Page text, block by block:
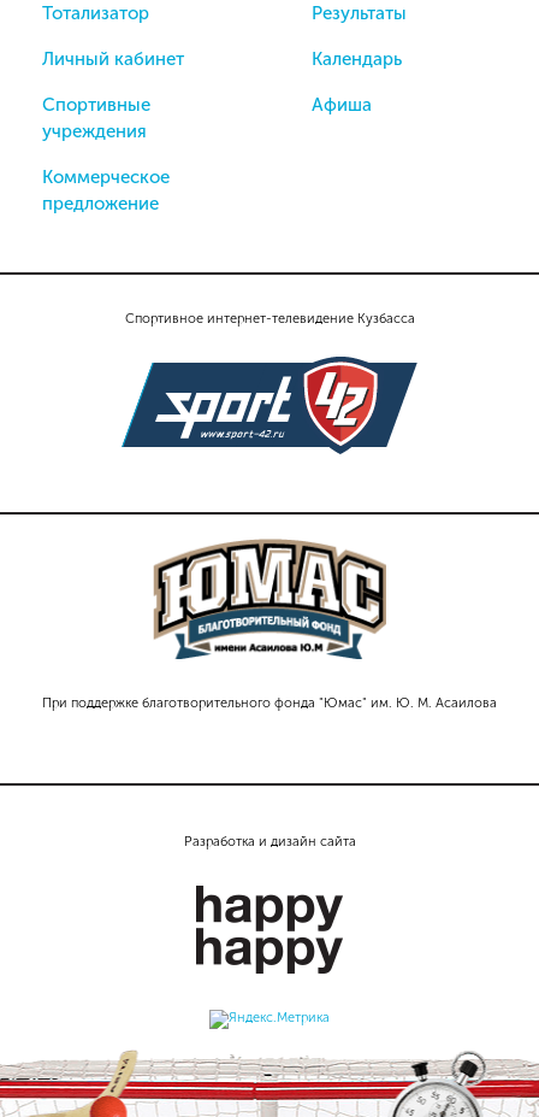
Спортивное интернет-телевидение Кузбасса
При поддержке благотворительного фонда "Юмас" им. Ю. М. Асаилова
Тотализатор
Личный кабинет
Спортивные
учреждения
Коммерческое
предложение
Результаты
Календарь
Афиша
Разработка и дизайн сайта